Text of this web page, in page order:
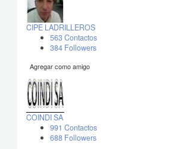
CIPE LADRILLEROS
563 Contactos
384 Followers
Agregar como amigo
COINDI SA
991 Contactos
688 Followers